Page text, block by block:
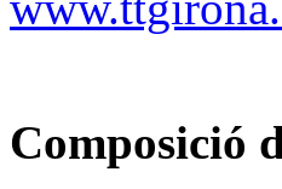
Composició